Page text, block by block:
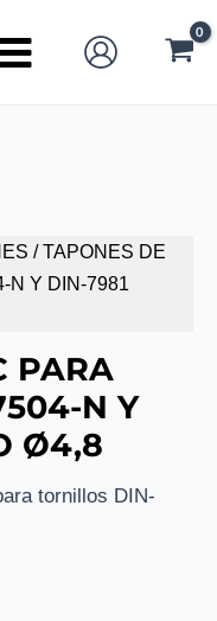
/ TAPONES DE
N Y DIN-7981
PARA
N Y
Ø4,8
tornillos DIN-